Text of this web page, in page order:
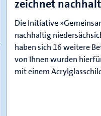
zeichnet
Die Initiative
nachhaltig
haben sich 16 weitere
von Ihnen wurden
mit einem